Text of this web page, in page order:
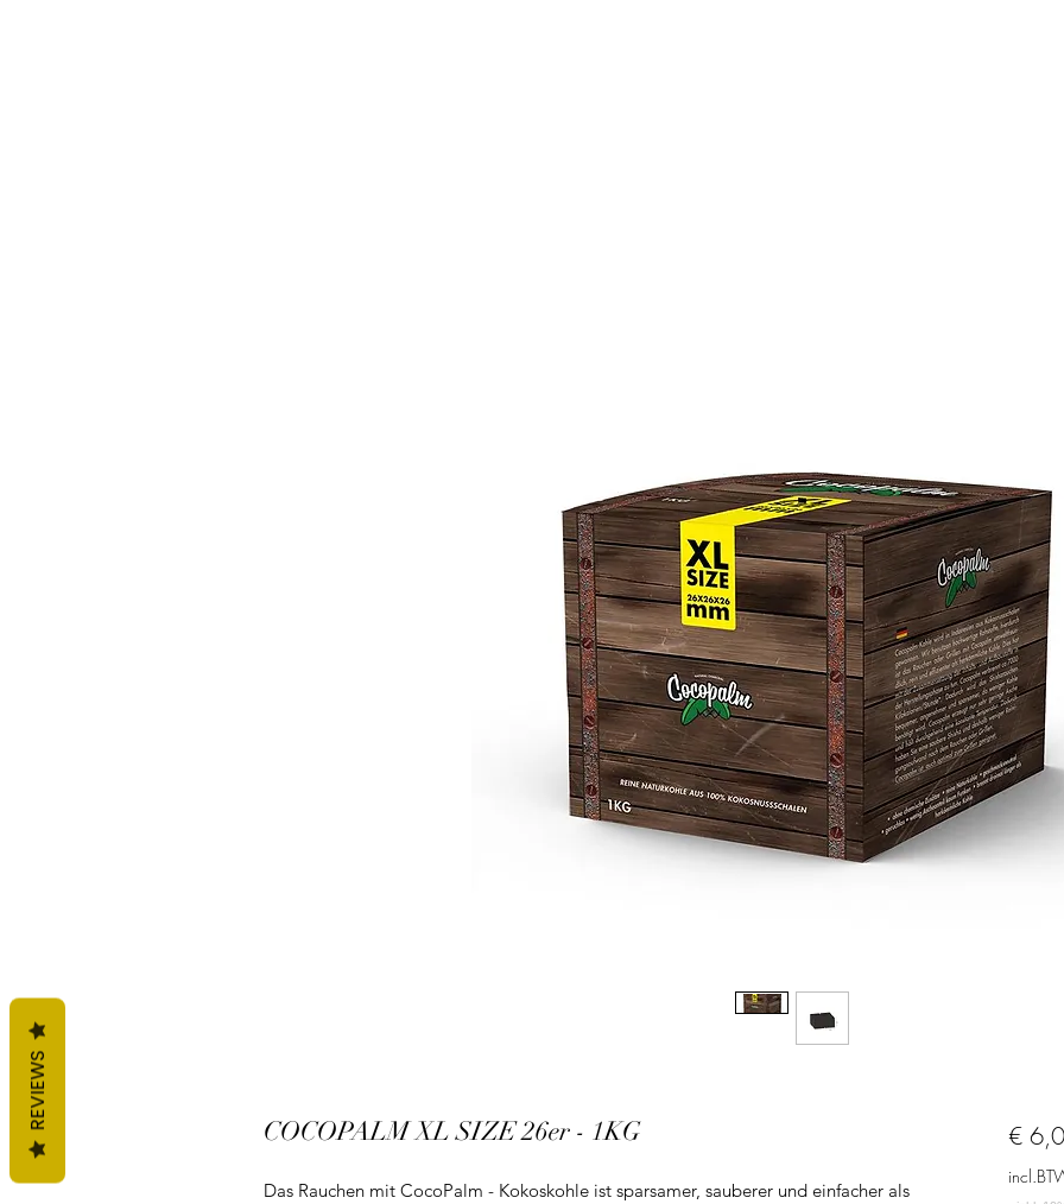
COCOPALM XL SIZE 26er - 1KG
Das Rauchen mit CocoPalm - Kokoskohle ist sparsamer, sauberer und einfacher als
€
REVIEWS